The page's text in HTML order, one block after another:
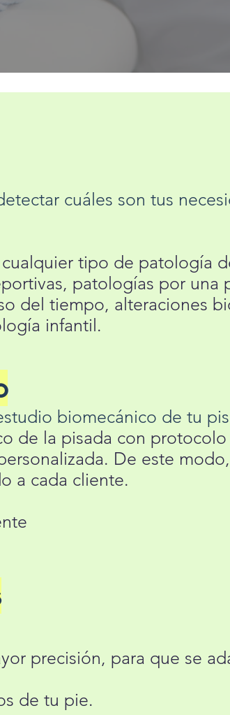
cuáles son tus
tipo de patología
patologías por una
del tiempo, alteraciones
infantil.
biomecánico de tu
de la pisada con
De este
a cada cliente.
precisión, para que se
de tu pie.